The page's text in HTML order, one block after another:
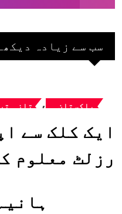
سب سے زیادہ
پاکستان , تازہ
ایک کلک سے
رزلٹ معلوم